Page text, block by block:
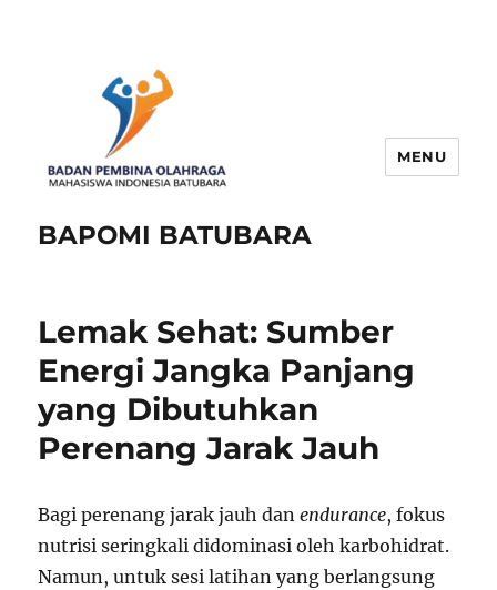
BAPOMI BATUBARA
MENU
Lemak Sehat: Sumber
Energi Jangka Panjang
yang Dibutuhkan
Perenang Jarak Jauh
Bagi perenang jarak jauh danendurance, fokus
nutrisi seringkali didominasi oleh karbohidrat.
Namun, untuk sesi latihan yang berlangsung